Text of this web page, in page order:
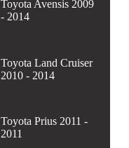
Toyota Avensis 2009
- 2014
Toyota Land Cruiser
2010 - 2014
Toyota Prius 2011 -
2011